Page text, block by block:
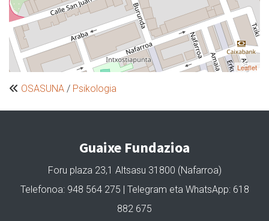
Leaflet
OSASUNA / Psikologia
Guaixe Fundazioa
Foru plaza 23,1 Altsasu 31800 (Nafarroa)
Telefonoa: 948 564 275 | Telegram eta WhatsApp: 618
882 675